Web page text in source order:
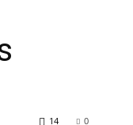
0
14